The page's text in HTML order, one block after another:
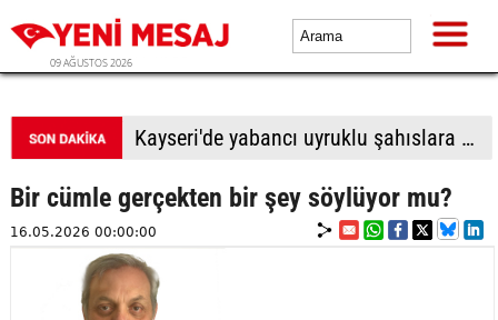
09 AĞUSTOS 2026
Kayseri'de yabancı uyruklu şahıslara biber gazı sıkıp bıçakladılar: 1 ölü, 1 yaralı
Bir cümle gerçekten bir şey söylüyor mu?
16.05.2026 00:00:00